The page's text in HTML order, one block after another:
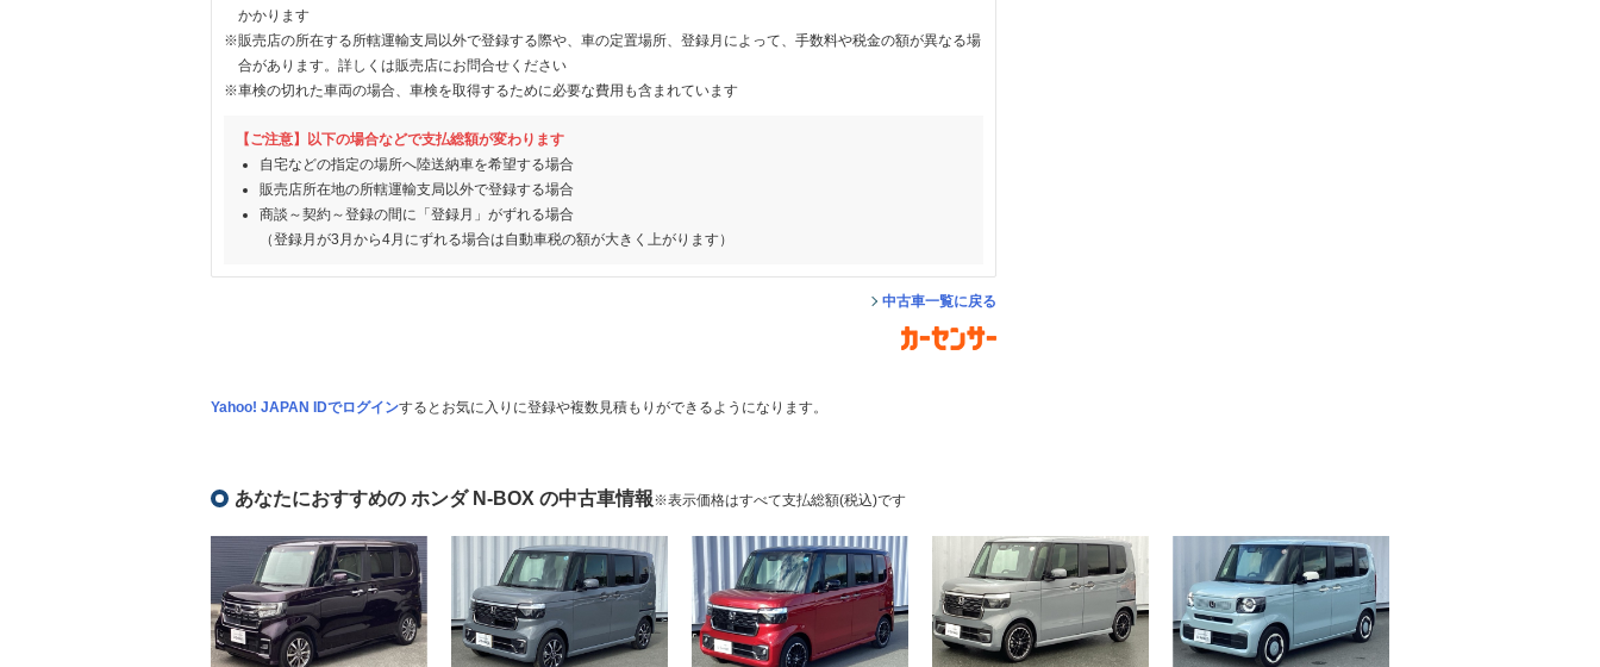
かかります
※販売店の所在する所轄運輸支局以外で登録する際や、車の定置場所、登録月によって、手数料や税金の額が異なる場
合があります。詳しくは販売店にお問合せください
※車検の切れた車両の場合、車検を取得するために必要な費用も含まれています
【ご注意】以下の場合などで支払総額が変わります
自宅などの指定の場所へ陸送納車を希望する場合
販売店所在地の所轄運輸支局以外で登録する場合
商談～契約～登録の間に「登録月」がずれる場合
（登録月が3月から4月にずれる場合は自動車税の額が大きく上がります）
中古車一覧に戻る
Yahoo! JAPAN IDでログインするとお気に入りに登録や複数見積もりができるようになります。
あなたにおすすめの ホンダ N-BOX の中古車情報※表示価格はすべて支払総額(税込)です